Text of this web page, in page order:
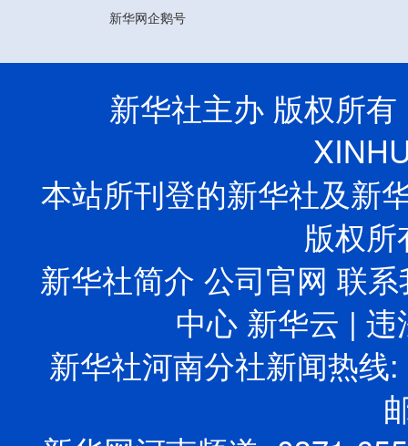
新华网企鹅号
新华社主办 版权所
本站所刊登的新华社及新
版权
新华社简介 公司官网 联
中心 新华云 |
新华社河南分社新闻热